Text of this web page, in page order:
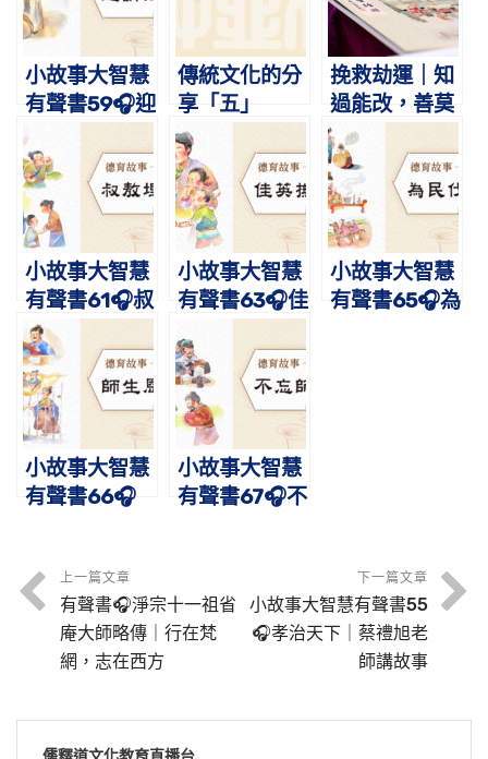
小故事大智慧
有聲書59🎧迎
請周公｜蔡禮
旭老師講故事
傳統文化的分
享「五」
挽救劫運｜知
過能改，善莫
大焉
小故事大智慧
有聲書61🎧叔
敖埋蛇｜蔡禮
旭老師講故事
小故事大智慧
有聲書63🎧佳
旭老師講故事
小故事大智慧
有聲書65🎧為
小故事大智慧
有聲書66🎧
事
小故事大智慧
有聲書67🎧不
上一篇文章
有聲書🎧淨宗十一祖省
庵大師略傳｜行在梵
網，志在西方
下一篇文章
小故事大智慧有聲書55
🎧孝治天下｜蔡禮旭老
師講故事